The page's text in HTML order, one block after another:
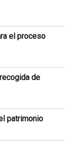
el proceso
de
patrimonio